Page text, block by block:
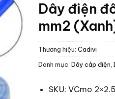
Dây điện
mm2
Thương hiệu: Cadivi
Danh mục: Dây cáp điện
SKU: VCmo